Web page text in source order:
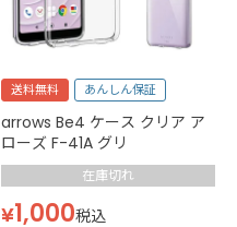
送料無料 あんしん保証
arrows Be4 ケース クリア ア
ローズ F-41A グリ
在庫切れ
¥1,000税込